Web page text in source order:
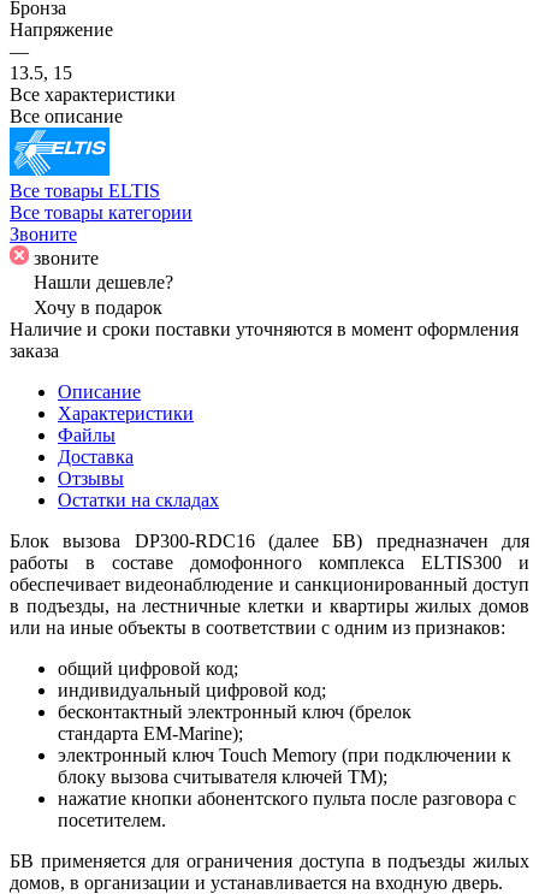
Бронза
Напряжение
—
13.5, 15
Все характеристики
Все описание
Все товары ELTIS
Все товары категории
Звоните
звоните
Нашли дешевле?
Хочу в подарок
Наличие и сроки поставки уточняются в момент оформления
заказа
Описание
Характеристики
Файлы
Доставка
Отзывы
Остатки на складах
Блок вызова DP300-RDC16 (далее БВ) предназначен для
работы в составе домофонного комплекса ELTIS300 и
обеспечивает видеонаблюдение и санкционированный доступ
в подъезды, на лестничные клетки и квартиры жилых домов
или на иные объекты в соответствии с одним из признаков:
общий цифровой код;
индивидуальный цифровой код;
бесконтактный электронный ключ (брелок
стандарта EM-Marine);
электронный ключ Touch Memory (при подключении к
блоку вызова считывателя ключей ТМ);
нажатие кнопки абонентского пульта после разговора с
посетителем.
БВ применяется для ограничения доступа в подъезды жилых
домов, в организации и устанавливается на входную дверь.